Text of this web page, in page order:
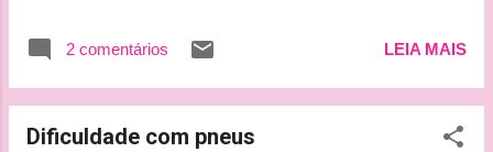
2 comentários LEIA MAIS
Dificuldade com pneus